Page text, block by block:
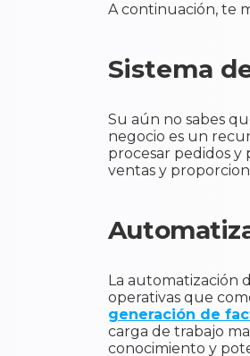
A continuación, te
Sistema
Su aún no sabes
negocio es un
procesar pedidos y
ventas y
La automatización
operativas que
generación de
carga de trabajo
conocimiento y